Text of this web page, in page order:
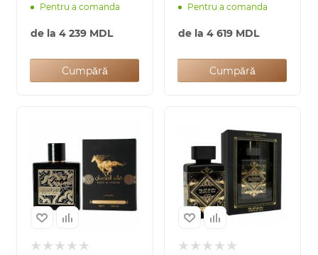
Pentru a comanda
de la 4 239 MDL
Cumpără
Pentru a comanda
de la 4 619 MDL
Cumpără